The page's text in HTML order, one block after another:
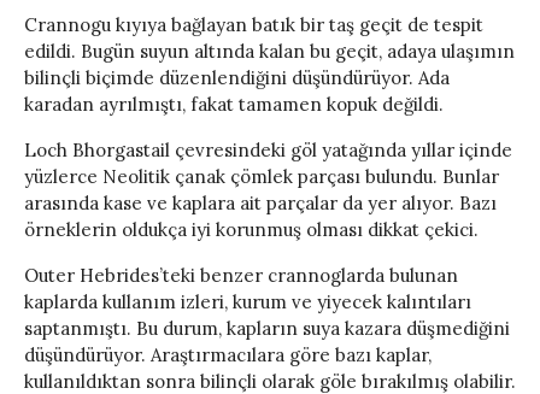
Crannogu kıyıya bağlayan batık bir taş geçit de tespit
edildi. Bugün suyun altında kalan bu geçit, adaya ulaşımın
bilinçli biçimde düzenlendiğini düşündürüyor. Ada
karadan ayrılmıştı, fakat tamamen kopuk değildi.
Loch Bhorgastail çevresindeki göl yatağında yıllar içinde
yüzlerce Neolitik çanak çömlek parçası bulundu. Bunlar
arasında kase ve kaplara ait parçalar da yer alıyor. Bazı
örneklerin oldukça iyi korunmuş olması dikkat çekici.
Outer Hebrides’teki benzer crannoglarda bulunan
kaplarda kullanım izleri, kurum ve yiyecek kalıntıları
saptanmıştı. Bu durum, kapların suya kazara düşmediğini
düşündürüyor. Araştırmacılara göre bazı kaplar,
kullanıldıktan sonra bilinçli olarak göle bırakılmış olabilir.